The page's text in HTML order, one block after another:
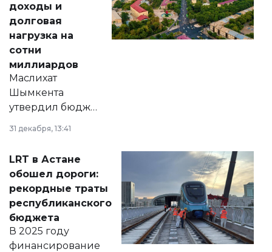
доходы и
долговая
нагрузка на
сотни
миллиардов
Маслихат
Шымкента
утвердил бюджет
города на 2026–
2028 годы.
документ
появился в базе
нормативных
правовых актов и
на сайте маслихат
города.
31 декабря, 13:41
LRT в Астане
обошел дороги:
рекордные траты
республиканского
бюджета
В 2025 году
финансирование